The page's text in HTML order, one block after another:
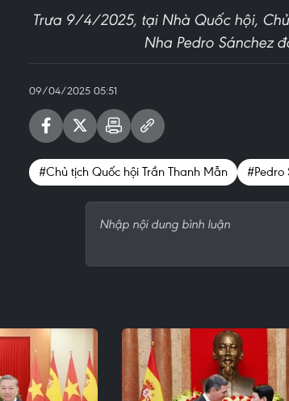
Trưa 9/4/2025, tại Nhà Quốc hội,
Nha Pedro Sánchez
09/04/2025 05:51
#Chủ tịch Quốc hội Trần Thanh Mẫn #Pedro